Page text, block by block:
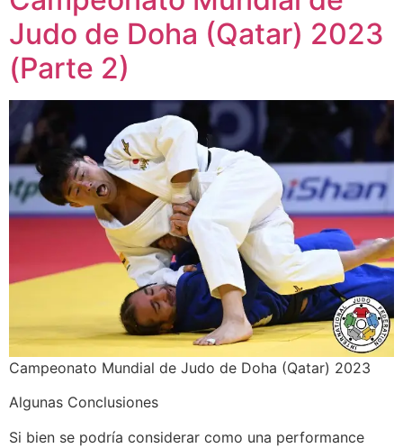
Judo de Doha (Qatar) 2023
(Parte 2)
Campeonato Mundial de Judo de Doha (Qatar) 2023
Algunas Conclusiones
Si bien se podría considerar como una performance